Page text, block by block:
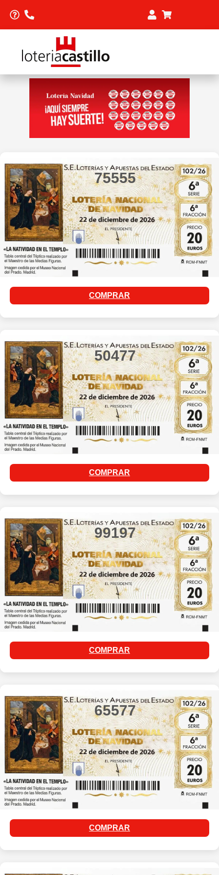
75555
COMPRAR
50477
COMPRAR
99197
COMPRAR
65577
COMPRAR